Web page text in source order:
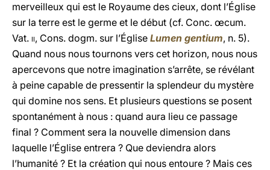
merveilleux qui est le Royaume des cieux, dont l’Église
sur la terre est le germe et le début (cf. Conc. œcum.
Vat. ii, Cons. dogm. sur l’Église Lumen gentium, n. 5).
Quand nous nous tournons vers cet horizon, nous nous
apercevons que notre imagination s’arrête, se révélant
à peine capable de pressentir la splendeur du mystère
qui domine nos sens. Et plusieurs questions se posent
spontanément à nous : quand aura lieu ce passage
final ? Comment sera la nouvelle dimension dans
laquelle l’Église entrera ? Que deviendra alors
l’humanité ? Et la création qui nous entoure ? Mais ces